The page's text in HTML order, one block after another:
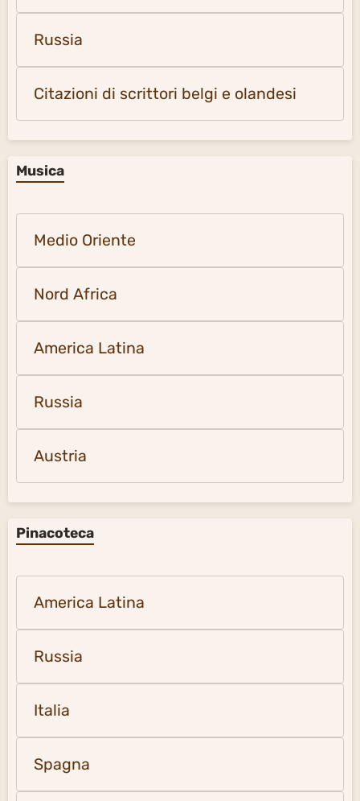
Russia
Citazioni di scrittori belgi e olandesi
Musica
Medio Oriente
Nord Africa
America Latina
Russia
Austria
Pinacoteca
America Latina
Russia
Italia
Spagna